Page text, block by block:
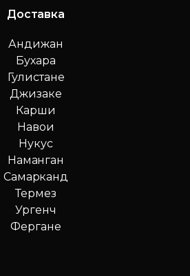
Доставка
Андижан
Бухара
Гулистане
Джизаке
Карши
Навои
Нукус
Наманган
Самарканд
Термез
Ургенч
Фергане